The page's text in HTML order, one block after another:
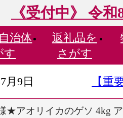
《受付中》 令
自治体
す
返礼品を
さがす
月9日 【重
★アオリイカのゲソ 4kg